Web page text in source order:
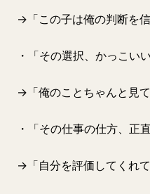
→「この子は俺の判断を信
・「その選択、かっこい
→「俺のことちゃんと見て
・「その仕事の仕方、正
→「自分を評価してくれて